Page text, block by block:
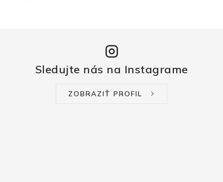
Sledujte nás na Instagrame
ZOBRAZIŤ PROFIL